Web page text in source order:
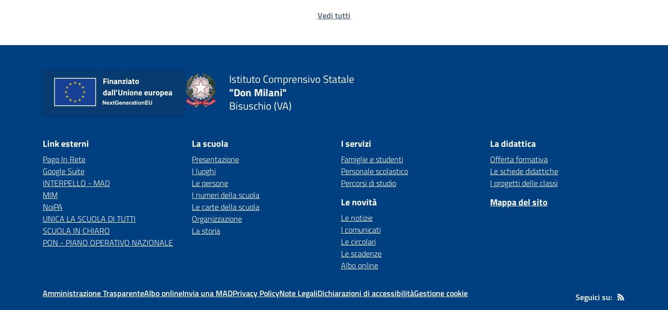
Vedi tutti
Istituto Comprensivo Statale
"Don Milani"
Bisuschio (VA)
Link esterni
Pago In Rete
Google Suite
INTERPELLO - MAD
MIM
NoiPA
UNICA LA SCUOLA DI TUTTI
SCUOLA IN CHIARO
PON - PIANO OPERATIVO NAZIONALE
La scuola
Presentazione
I luoghi
Le persone
I numeri della scuola
Le carte della scuola
Organizzazione
La storia
I servizi
Famiglie e studenti
Personale scolastico
Percorsi di studio
Le novità
Le notizie
I comunicati
Le circolari
Le scadenze
Albo online
La didattica
Offerta formativa
Le schede didattiche
I progetti delle classi
Mappa del sito
Amministrazione TrasparenteAlbo onlineInvia una MADPrivacy PolicyNote LegaliDichiarazioni di accessibilitàGestione cookie Seguici su: